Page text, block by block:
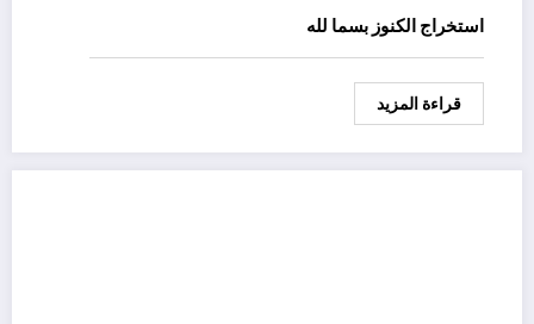
استخراج الكنوز بسما لله
قراءة المزيد